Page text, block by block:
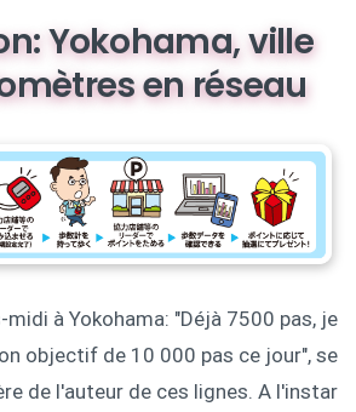
Yokohama, ville
en réseau
midi à Yokohama: "Déjà 7500 pas, je
objectif de 10 000 pas ce jour", se
de l'auteur de ces lignes. A l'instar